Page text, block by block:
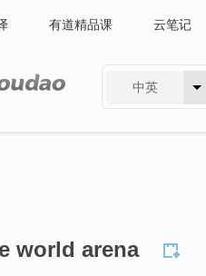
有道精品课 云笔记
中英
world arena